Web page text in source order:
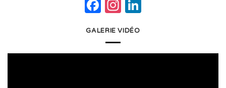
Facebook
Instagram
GALERIE VIDÉO